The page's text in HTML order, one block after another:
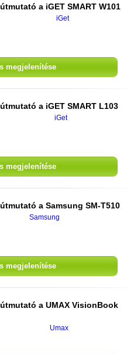
a iGET SMART W101
iGet
megjelenítése
a iGET SMART L103
iGet
megjelenítése
a Samsung SM-T510
Samsung
megjelenítése
a UMAX VisionBook
Umax